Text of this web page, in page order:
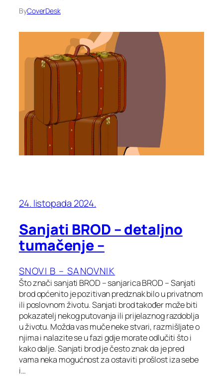
ByCoverDesk
24. listopada 2024.
Sanjati BROD – detaljno
tumačenje –
SNOVI B – SANOVNIK
Što znači sanjati BROD – sanjarica BROD – Sanjati
brod općenito je pozitivan predznak bilo u privatnom
ili poslovnom životu. Sanjati brod također može biti
pokazatelj nekog putovanja ili prijelaznog razdoblja
u životu. Možda vas muče neke stvari, razmišljate o
njima i nalazite se u fazi gdje morate odlučiti što i
kako dalje. Sanjati brod je često znak da je pred
vama neka mogućnost za ostaviti prošlost iza sebe
i…